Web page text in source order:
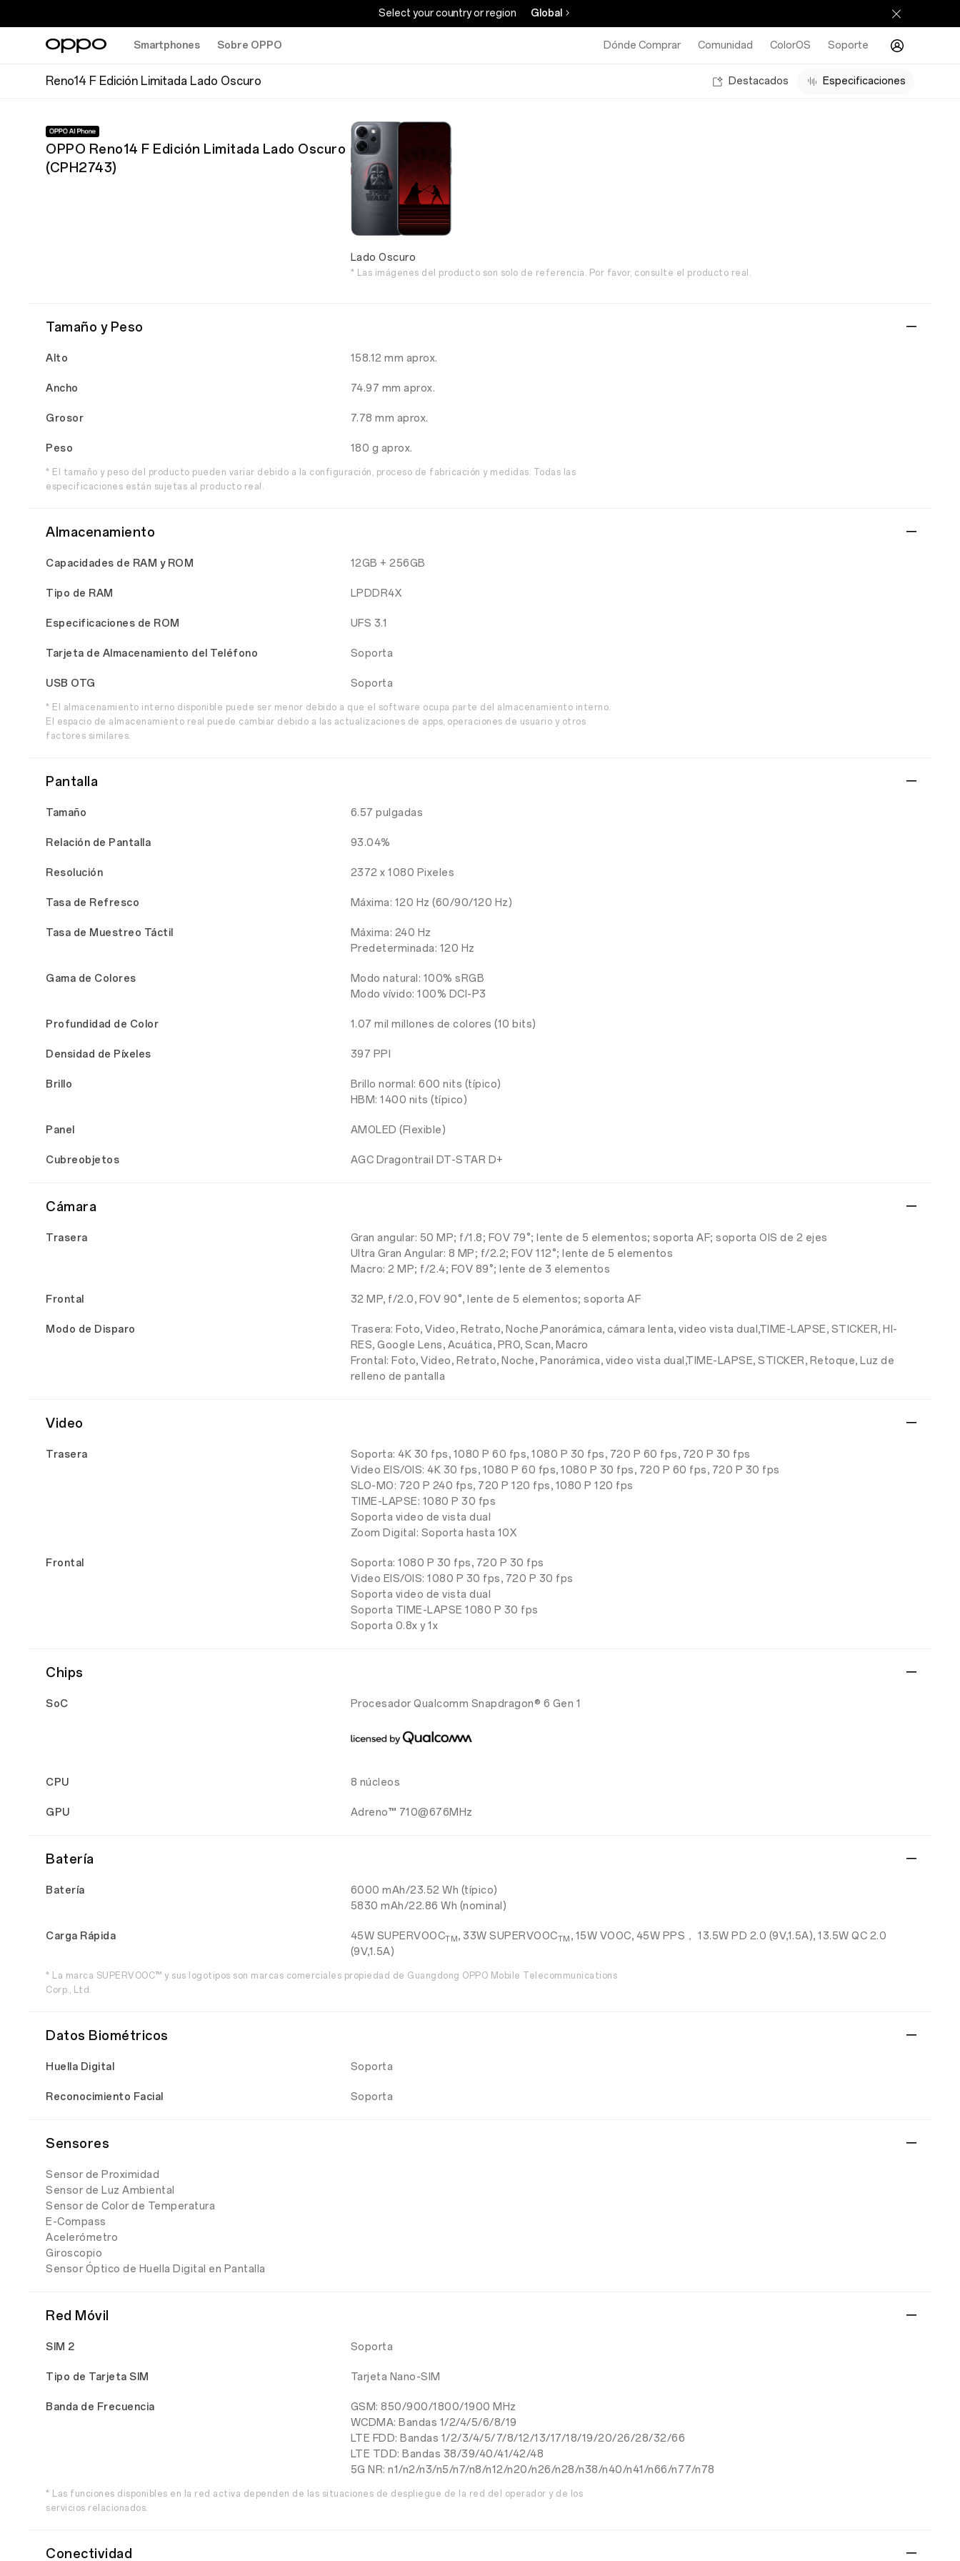
Select your country or region Global
Smartphones Sobre OPPO Dónde Comprar Comunidad ColorOS Soporte
Reno14 F Edición Limitada Lado Oscuro Destacados Especificaciones
OPPO Reno14 F Edición Limitada Lado Oscuro
(CPH2743)
Lado Oscuro
* Las imágenes del producto son solo de referencia. Por favor, consulte el producto real.
Tamaño y Peso
Alto 158.12 mm aprox.
Ancho 74.97 mm aprox.
Grosor 7.78 mm aprox.
Peso 180 g aprox.
* El tamaño y peso del producto pueden variar debido a la configuración, proceso de fabricación y medidas. Todas las
especificaciones están sujetas al producto real.
Almacenamiento
Capacidades de RAM y ROM 12GB + 256GB
Tipo de RAM LPDDR4X
Especificaciones de ROM UFS 3.1
Tarjeta de Almacenamiento del Teléfono Soporta
USB OTG Soporta
* El almacenamiento interno disponible puede ser menor debido a que el software ocupa parte del almacenamiento interno.
El espacio de almacenamiento real puede cambiar debido a las actualizaciones de apps, operaciones de usuario y otros
factores similares.
Pantalla
Tamaño 6.57 pulgadas
Relación de Pantalla 93.04%
Resolución 2372 x 1080 Pixeles
Tasa de Refresco Máxima: 120 Hz (60/90/120 Hz)
Tasa de Muestreo Táctil
Máxima: 240 Hz
Predeterminada: 120 Hz
Gama de Colores
Modo natural: 100% sRGB
Modo vívido: 100% DCI-P3
Profundidad de Color 1.07 mil millones de colores (10 bits)
Densidad de Píxeles 397 PPI
Brillo
Brillo normal: 600 nits (típico)
HBM: 1400 nits (típico)
Panel AMOLED (Flexible)
Cubreobjetos AGC Dragontrail DT-STAR D+
Cámara
Trasera
Gran angular: 50 MP; f/1.8; FOV 79°; lente de 5 elementos; soporta AF; soporta OIS de 2 ejes
Ultra Gran Angular: 8 MP; f/2.2; FOV 112°; lente de 5 elementos
Macro: 2 MP; f/2.4; FOV 89°; lente de 3 elementos
Frontal 32 MP, f/2.0, FOV 90°, lente de 5 elementos; soporta AF
Modo de Disparo
Trasera: Foto, Video, Retrato, Noche,Panorámica, cámara lenta, video vista dual,TIME-LAPSE, STICKER, HI-
RES, Google Lens, Acuática, PRO, Scan, Macro
Frontal: Foto, Video, Retrato, Noche, Panorámica, video vista dual,TIME-LAPSE, STICKER, Retoque, Luz de
relleno de pantalla
Video
Trasera
Soporta: 4K 30 fps, 1080 P 60 fps, 1080 P 30 fps, 720 P 60 fps, 720 P 30 fps
Video EIS/OIS: 4K 30 fps, 1080 P 60 fps, 1080 P 30 fps, 720 P 60 fps, 720 P 30 fps
SLO-MO: 720 P 240 fps, 720 P 120 fps, 1080 P 120 fps
TIME-LAPSE: 1080 P 30 fps
Soporta video de vista dual
Zoom Digital: Soporta hasta 10X
Frontal
Soporta: 1080 P 30 fps, 720 P 30 fps
Video EIS/OIS: 1080 P 30 fps, 720 P 30 fps
Soporta video de vista dual
Soporta TIME-LAPSE 1080 P 30 fps
Soporta 0.8x y 1x
Chips
SoC Procesador Qualcomm Snapdragon® 6 Gen 1
CPU 8 núcleos
GPU Adreno™ 710@676MHz
Batería
Batería
6000 mAh/23.52 Wh (típico)
5830 mAh/22.86 Wh (nominal)
Carga Rápida 45W SUPERVOOCTM, 33W SUPERVOOCTM , 15W VOOC, 45W PPS， 13.5W PD 2.0 (9V,1.5A), 13.5W QC 2.0
(9V,1.5A)
* La marca SUPERVOOC™ y sus logotipos son marcas comerciales propiedad de Guangdong OPPO Mobile Telecommunications
Corp., Ltd.
Datos Biométricos
Huella Digital Soporta
Reconocimiento Facial Soporta
Sensores
Sensor de Proximidad
Sensor de Luz Ambiental
Sensor de Color de Temperatura
E-Compass
Acelerómetro
Giroscopio
Sensor Óptico de Huella Digital en Pantalla
Red Móvil
SIM 2 Soporta
Tipo de Tarjeta SIM Tarjeta Nano-SIM
Banda de Frecuencia
GSM: 850/900/1800/1900 MHz
WCDMA: Bandas 1/2/4/5/6/8/19
LTE FDD: Bandas 1/2/3/4/5/7/8/12/13/17/18/19/20/26/28/32/66
LTE TDD: Bandas 38/39/40/41/42/48
5G NR: n1/n2/n3/n5/n7/n8/n12/n20/n26/n28/n38/n40/n41/n66/n77/n78
* Las funciones disponibles en la red activa dependen de las situaciones de despliegue de la red del operador y de los
servicios relacionados.
Conectividad